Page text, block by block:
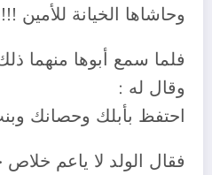
وحاشاها الخيانة للأمين
فلما سمع أبوها منهما
وقال له :
احتفظ بأبلك وحصانك
فقال الولد لا ياعم